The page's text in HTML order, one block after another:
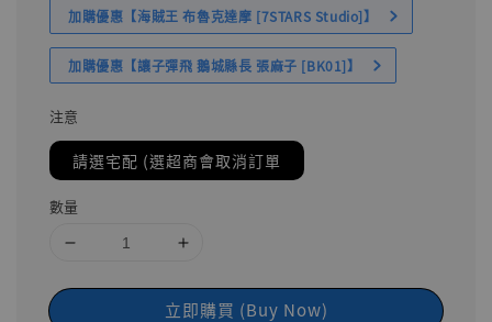
加購優惠【海賊王 布魯克達摩 [7STARS Studio]】
加購優惠【讓子彈飛 鵝城縣長 張麻子 [BK01]】
注意
請選宅配 (選超商會取消訂單
數量
立即購買 (Buy Now)